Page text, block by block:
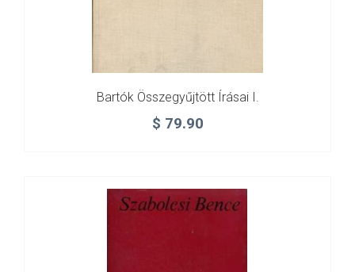
Bartók Összegyűjtött Írásai I.
$ 79.90